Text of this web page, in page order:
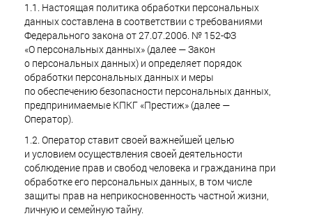
1.1. Настоящая политика обработки персональных
данных составлена в соответствии с требованиями
Федерального закона от 27.07.2006. № 152-ФЗ
«О персональных данных» (далее — Закон
о персональных данных) и определяет порядок
обработки персональных данных и меры
по обеспечению безопасности персональных данных,
предпринимаемые КПКГ «Престиж» (далее —
Оператор).
1.2. Оператор ставит своей важнейшей целью
и условием осуществления своей деятельности
соблюдение прав и свобод человека и гражданина при
обработке его персональных данных, в том числе
защиты прав на неприкосновенность частной жизни,
личную и семейную тайну.